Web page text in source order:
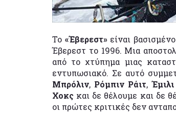
Το «Έβερεστ»είναι
Έβερεστ το 1996. Μια
από το χτύπημα μιας
εντυπωσιακό. Σε αυτό
Μπρόλιν, Ρόμπιν Ράιτ,
Χοκς και δε θέλουμε και δε
οι πρώτες κριτικές δεν